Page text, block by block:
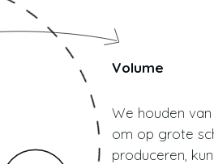
Volume
We houden
om op grote
produceren,